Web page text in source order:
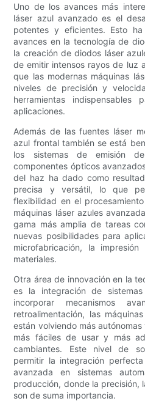
Uno de los avances más
láser azul avanzado es el
potentes y eficientes. Esto
avances en la tecnología de
la creación de diodos láser
de emitir intensos rayos de luz
que las modernas máquinas
niveles de precisión y
herramientas
aplicaciones.
Además de las fuentes láser
azul frontal también se está
los sistemas de emisión
componentes ópticos
del haz ha dado como
precisa y versátil, lo que
flexibilidad en el
máquinas láser azules
gama más amplia de tareas
nuevas posibilidades para
microfabricación, la
materiales.
Otra área de innovación en la
es la integración de
incorporar mecanismos
retroalimentación, las
están volviendo más
más fáciles de usar y más
cambiantes. Este nivel de
permitir la integración
avanzada en sistemas
producción, donde la precisión,
son de suma importancia.